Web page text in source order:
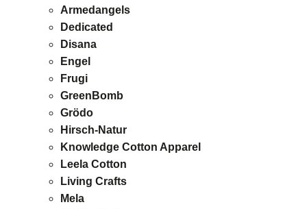
Armedangels
Dedicated
Disana
Engel
Frugi
GreenBomb
Grödo
Hirsch-Natur
Knowledge Cotton Apparel
Leela Cotton
Living Crafts
Mela